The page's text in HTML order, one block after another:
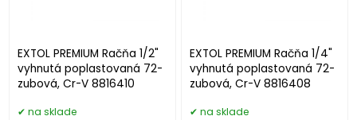
EXTOL PREMIUM Račňa 1/2"
vyhnutá poplastovaná 72-
zubová, Cr-V 8816410
na sklade
EXTOL PREMIUM Račňa 1/4"
vyhnutá poplastovaná 72-
zubová, Cr-V 8816408
na sklade